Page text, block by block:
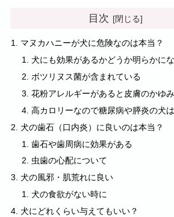
目次
マヌカハニーが犬に危険なのは本当？
犬にも効果があるかどうか明らかに
ボツリヌス菌が含まれている
花粉アレルギーがあると皮膚のかゆ
高カロリーなので糖尿病や膵炎の犬
犬の歯石（口内炎）に良いのは本当？
歯石や歯周病に効果がある
虫歯の心配について
犬の風邪・肌荒れに良い
犬の食欲がない時に
犬にどれくらい与えてもいい？